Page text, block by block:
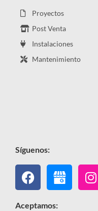
Proyectos
Post Venta
Instalaciones
Mantenimiento
Síguenos:
Facebook
Aceptamos: